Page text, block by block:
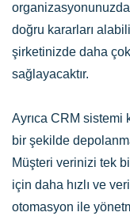
doğru kararları
şirketinizde daha
sağlayacaktır.
Ayrıca CRM
bir şekilde
Müşteri verinizi tek
için daha hızlı ve
otomasyon ile